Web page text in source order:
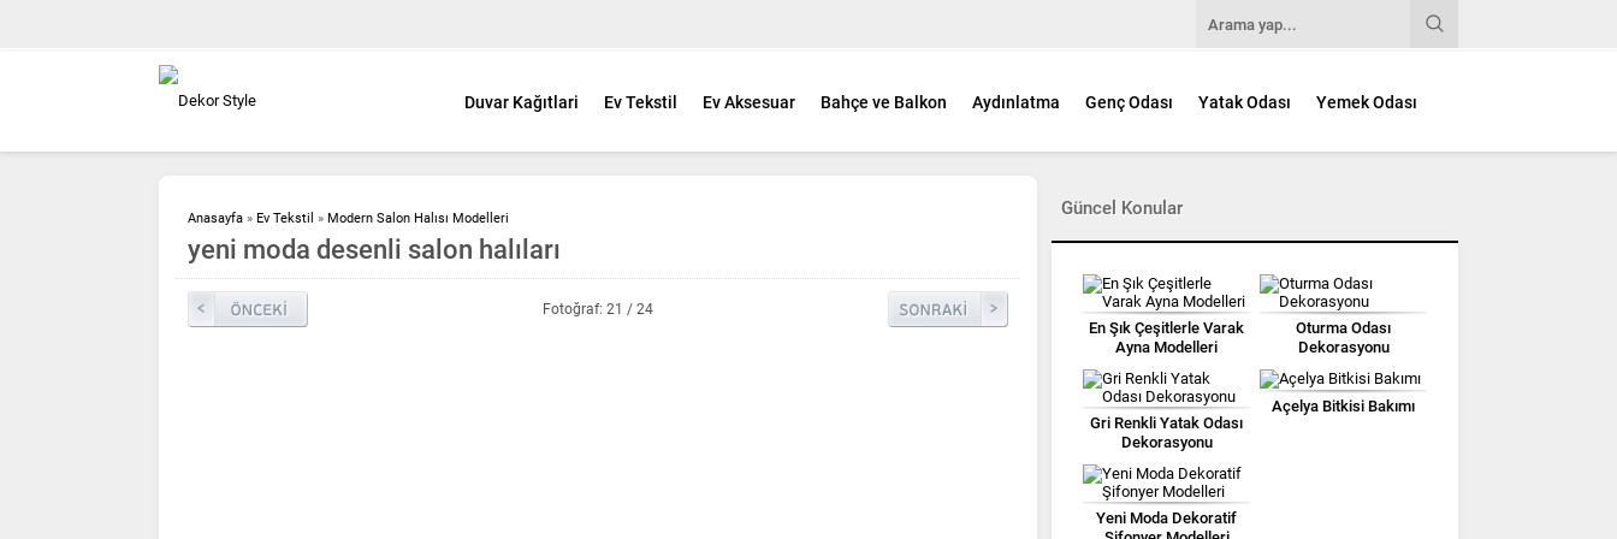
Duvar Kağıtlari Ev Tekstil Ev Aksesuar Bahçe ve Balkon Aydınlatma Genç Odası Yatak Odası Yemek Odası
Anasayfa » Ev Tekstil » Modern Salon Halısı Modelleri
yeni moda desenli salon halıları
Fotoğraf: 21 / 24
Güncel Konular
En Şık Çeşitlerle Varak
Ayna Modelleri
Oturma Odası
Dekorasyonu
Gri Renkli Yatak Odası
Dekorasyonu
Açelya Bitkisi Bakımı
Yeni Moda Dekoratif